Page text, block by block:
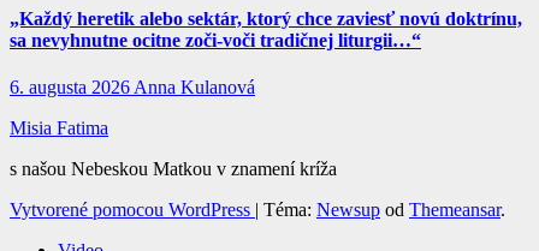
„Každý heretik alebo sektár, ktorý chce zaviesť novú doktrínu,
sa nevyhnutne ocitne zoči-voči tradičnej liturgii…“
6. augusta 2026 Anna Kulanová
Misia Fatima
s našou Nebeskou Matkou v znamení kríža
Vytvorené pomocou WordPress | Téma: Newsup od Themeansar.